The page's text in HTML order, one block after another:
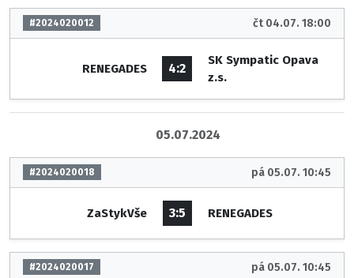
#2024020012 čt 04.07. 18:00
RENEGADES 4:2
SK Sympatic Opava
z.s.
05.07.2024
#2024020018 pá 05.07. 10:45
ZaStykVše 3:5 RENEGADES
#2024020017 pá 05.07. 10:45